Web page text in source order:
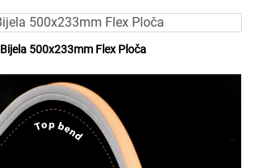
Bijela 500x233mm Flex Ploča